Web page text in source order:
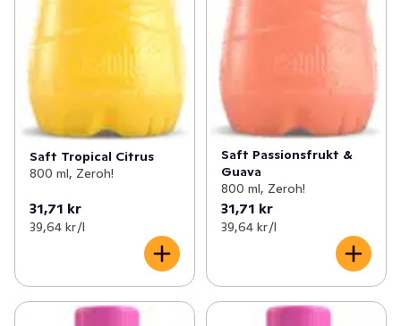
Saft Tropical Citrus
800 ml, Zeroh!
31,71 kr
39,64 kr /l
Saft Passionsfrukt &
Guava
800 ml, Zeroh!
31,71 kr
39,64 kr /l